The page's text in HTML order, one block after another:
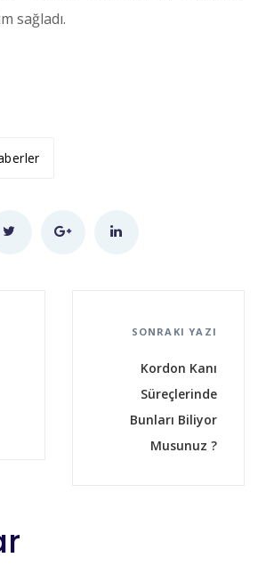
sağladı.
SONRAKI YAZI
Kordon Kanı
Süreçlerinde
Bunları Biliyor
Musunuz ?